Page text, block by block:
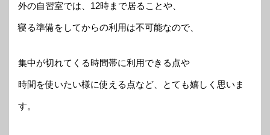
外の自習室では、12時まで居ることや、
寝る準備をしてからの利用は不可能なので、
集中が切れてくる時間帯に利用できる点や
時間を使いたい様に使える点など、とても嬉しく思いま
す。